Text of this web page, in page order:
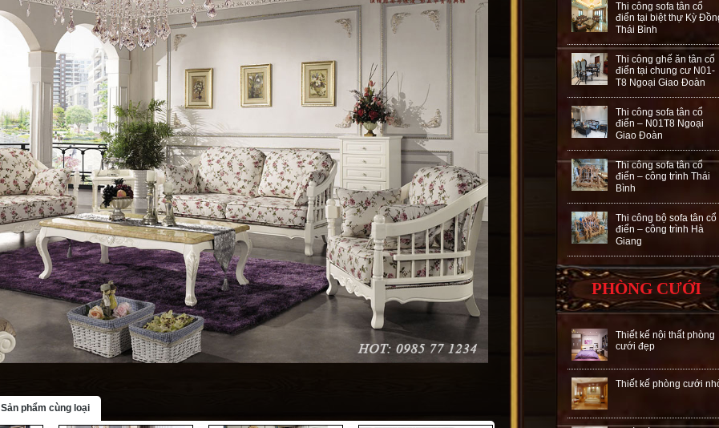
Sản phẩm cùng loại
Thi công sofa tân cổ
điển tại biệt thự Kỳ
Thái Bình
Thi công ghế ăn tân cổ
điển tại chung cư N01-
T8 Ngoại Giao Đoàn
Thi công sofa tân cổ
điển – N01T8 Ngoại
Giao Đoàn
Thi công sofa tân cổ
điển – công trình Thái
Bình
Thi công bộ sofa tân cổ
điển – công trình Hà
Giang
PHÒNG CƯỚI
Thiết kế nội thất phòng
cưới đẹp
Thiết kế phòng cưới